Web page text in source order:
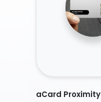
aCard Proximity